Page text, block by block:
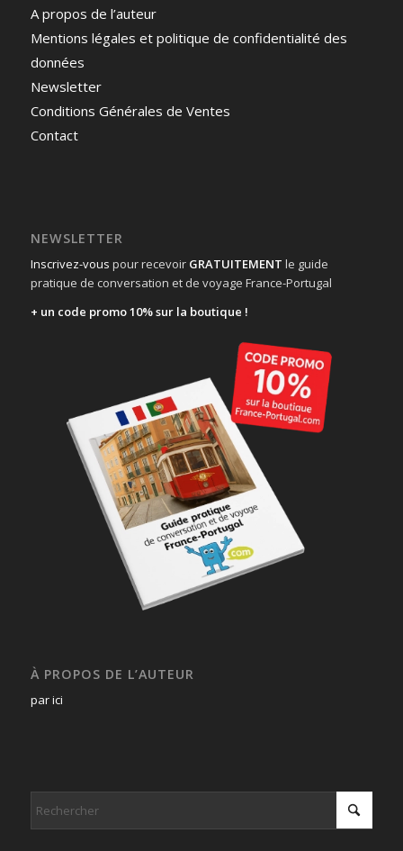
A propos de l’auteur
Mentions légales et politique de confidentialité des
données
Newsletter
Conditions Générales de Ventes
Contact
NEWSLETTER
Inscrivez-vous pour recevoir GRATUITEMENT le guide
pratique de conversation et de voyage France-Portugal
+ un code promo 10% sur la boutique !
À PROPOS DE L’AUTEUR
par ici